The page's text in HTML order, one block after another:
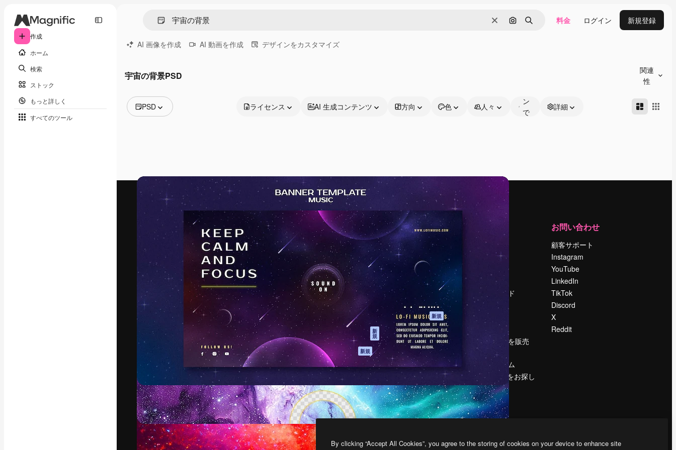
作成
ホーム
検索
ストック
もっと詳しく
すべてのツール
消去 画像で検索
検索 料金 ログイン 新規登録
AI 画像を作成 AI 動画を作成 デザインをカスタマイズ
宇宙の背景PSD
関連
性
PSD
動画
映像素材
モーショングラフィックス
動画テンプレート
アイコン
3D モデル
フォント
ライセンス AI 生成コンテンツ 方向 色 人々
ン
で
詳細
最高のクリエイティブ制作を導くためのプラ
ットフォーム。クリエイター、企業、代理
店、スタジオを含む100万人以上が利用して
います。
日本語
製品
Spaces
AI アシスタント
AI 画像生成ツール
AI 動画生成ツール
AI 音声合成ツール
ストックコンテン
ツ
Claude/ChatGPT
向けMCP
新
規
エージェント 新規
API
モバイルアプリ
すべてのMagnificツ
ール
はじめに
Academy
ドキュメント
サポート
利用規約
プライバシーポリ
シー
オリジナル 新規
クッキーポリシー
トラストセンター
アフィリエイト
法人向け
料金
会社概要
Reviews
採用情報
検索トレンド
ブログ
イベント
Slidesgo
コンテンツを販売
する
プレスルーム
magnific.aiをお探し
ですか？
お問い合わせ
顧客サポート
Instagram
YouTube
LinkedIn
TikTok
Discord
X
Reddit
Copyright © 2010-2026Freepik Company S.L.U.無断複写・転載を禁じます
By clicking “Accept All Cookies”, you agree to the storing of cookies on your device to enhance site